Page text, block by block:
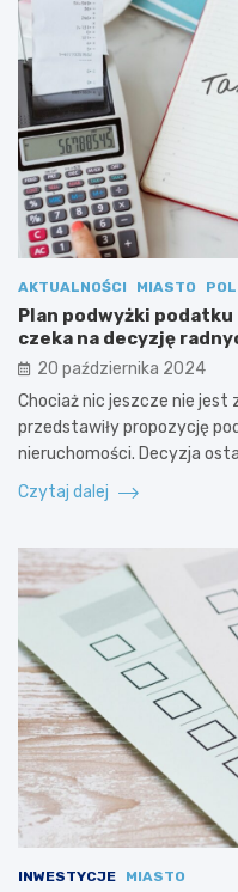
AKTUALNOŚCI MIASTO
Plan podwyżki
czeka na decyzję
20 października 2024
Chociaż nic jeszcze nie jest
przedstawiły propozycję
nieruchomości. Decyzja
Czytaj dalej
INWESTYCJE MIASTO